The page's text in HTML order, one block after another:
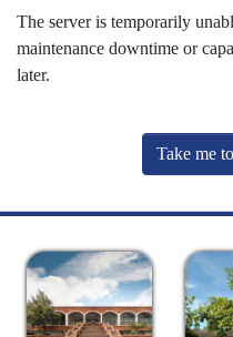
The server is temporarily
maintenance downtime or
later.
Take me